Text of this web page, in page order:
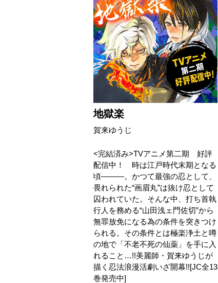
地獄楽
賀来ゆうじ
<完結済み>TVアニメ第二期 好評
配信中！ 時は江戸時代末期となる
頃―――。かつて最強の忍として、
畏れられた“画眉丸”は抜け忍として
囚われていた。そんな中、打ち首執
行人を務める“山田浅ェ門佐切”から
無罪放免になる為の条件を突きつけ
られる。その条件とは極楽浄土と噂
の地で「不老不死の仙薬」を手に入
れること…!!美麗師・賀来ゆうじが
描く忍法浪漫活劇いざ開幕!![JC全13
巻発売中]